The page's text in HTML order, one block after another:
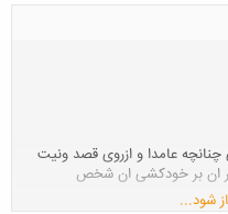
عامدا و ازروی قصد ونیت
ان بر خودکشی ان شخص
شود...